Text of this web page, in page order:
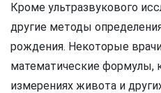
Кроме ультразвукового
другие методы
рождения. Некоторые
математические формулы,
измерениях живота и